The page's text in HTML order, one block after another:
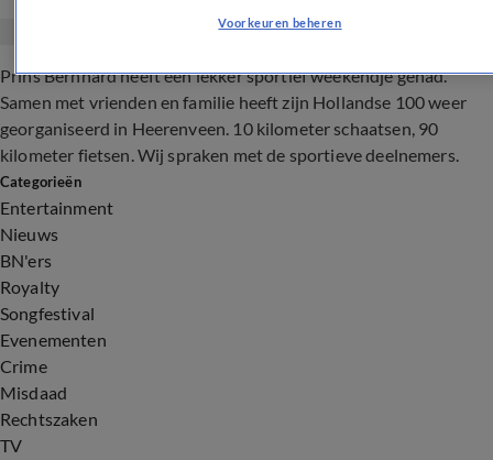
Prins Bernhard heeft een lekker sportief weekendje gehad.
Samen met vrienden en familie heeft zijn Hollandse 100 weer
georganiseerd in Heerenveen. 10 kilometer schaatsen, 90
kilometer fietsen. Wij spraken met de sportieve deelnemers.
Categorieën
Entertainment
Nieuws
BN'ers
Royalty
Songfestival
Evenementen
Crime
Misdaad
Rechtszaken
TV
Voorkeuren beheren